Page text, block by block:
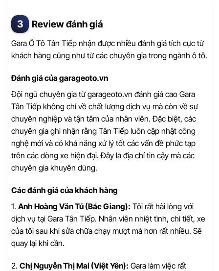
Review đánh giá
Gara Ô Tô Tân Tiếp nhận được nhiều đánh giá tích cực từ
khách hàng cũng như từ các chuyên gia trong ngành ô tô.
Đánh giá của garageoto.vn
Đội ngũ chuyên gia từ garageoto.vn đánh giá cao Gara
Tân Tiếp không chỉ về chất lượng dịch vụ mà còn về sự
chuyên nghiệp và tận tâm của nhân viên. Đặc biệt, các
chuyên gia ghi nhận rằng Tân Tiếp luôn cập nhật công
nghệ mới và có khả năng xử lý tốt các vấn đề phức tạp
trên các dòng xe hiện đại. Đây là địa chỉ tin cậy mà các
chuyên gia khuyên dùng.
Các đánh giá của khách hàng
1. Anh Hoàng Văn Tú (Bắc Giang): Tôi rất hài lòng với
dịch vụ tại Gara Tân Tiếp. Nhân viên nhiệt tình, chi tiết, xe
của tôi sau khi sửa chữa chạy mượt mà hơn rất nhiều. Sẽ
quay lại khi cần.
2. Chị Nguyễn Thị Mai (Việt Yên): Gara làm việc rất